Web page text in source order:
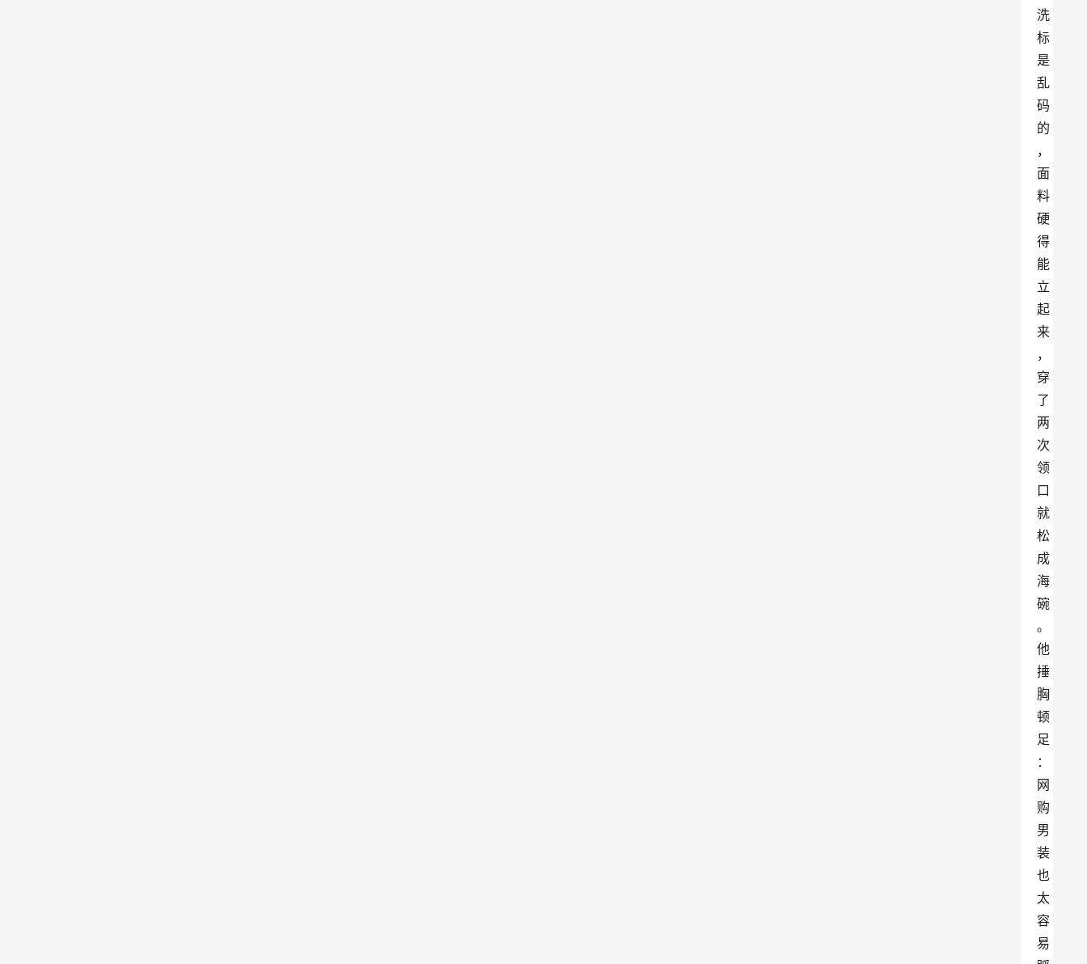
洗
标
是
乱
码
的
，
面
料
硬
得
能
立
起
来
，
穿
了
两
次
领
口
就
松
成
海
碗
。
他
捶
胸
顿
足
：
网
购
男
装
也
太
容
易